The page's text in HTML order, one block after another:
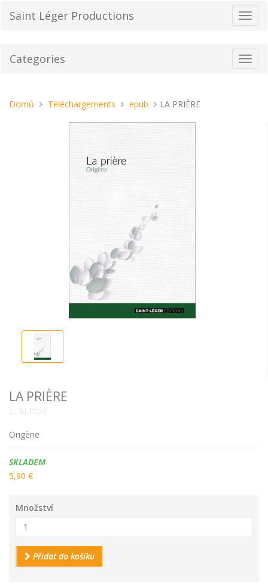
Saint Léger Productions
Categories
Nacházíte
Domů Téléchargements epub LA PRIÈRE
LA PRIÈRE
č.: SLPt53
Origène
Dostupnost:
SKLADEM
5,90 €
Množství
Přidat do košíku